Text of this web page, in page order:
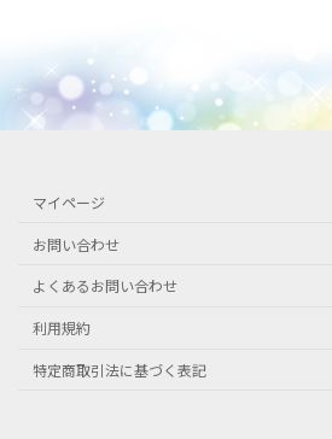
マイページ
お問い合わせ
よくあるお問い合わせ
利用規約
特定商取引法に基づく表記